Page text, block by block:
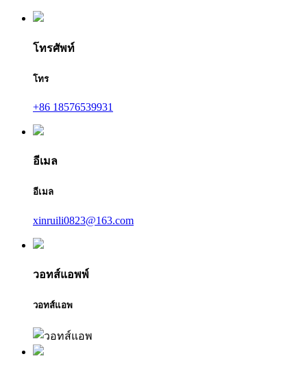
โทรศัพท์
โทร
+86 18576539931
อีเมล
อีเมล
xinruili0823@163.com
วอทส์แอพพ์
วอทส์แอพ